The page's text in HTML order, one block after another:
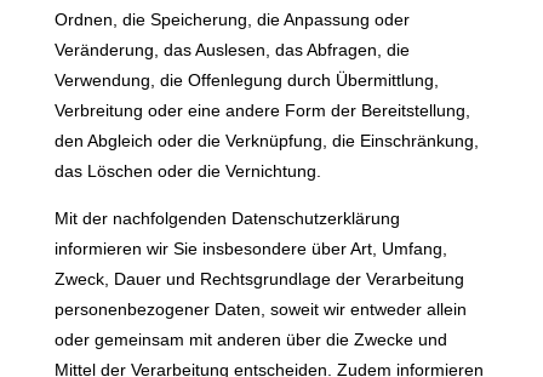
Ordnen, die Speicherung, die Anpassung oder
Veränderung, das Auslesen, das Abfragen, die
Verwendung, die Offenlegung durch Übermittlung,
Verbreitung oder eine andere Form der Bereitstellung,
den Abgleich oder die Verknüpfung, die Einschränkung,
das Löschen oder die Vernichtung.
Mit der nachfolgenden Datenschutzerklärung
informieren wir Sie insbesondere über Art, Umfang,
Zweck, Dauer und Rechtsgrundlage der Verarbeitung
personenbezogener Daten, soweit wir entweder allein
oder gemeinsam mit anderen über die Zwecke und
Mittel der Verarbeitung entscheiden. Zudem informieren